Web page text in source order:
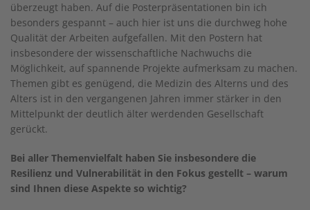
überzeugt haben. Auf die Posterpräsentationen bin ich
besonders gespannt – auch hier ist uns die durchweg hohe
Qualität der Arbeiten aufgefallen. Mit den Postern hat
insbesondere der wissenschaftliche Nachwuchs die
Möglichkeit, auf spannende Projekte aufmerksam zu machen.
Themen gibt es genügend, die Medizin des Alterns und des
Alters ist in den vergangenen Jahren immer stärker in den
Mittelpunkt der deutlich älter werdenden Gesellschaft
gerückt.
Bei aller Themenvielfalt haben Sie insbesondere die
Resilienz und Vulnerabilität in den Fokus gestellt – warum
sind Ihnen diese Aspekte so wichtig?